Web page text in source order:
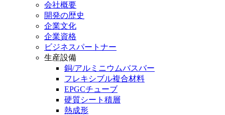
会社概要
開発の歴史
企業文化
企業資格
ビジネスパートナー
生産設備
銅/アルミニウムバスバー
フレキシブル複合材料
EPGCチューブ
硬質シート積層
熱成形